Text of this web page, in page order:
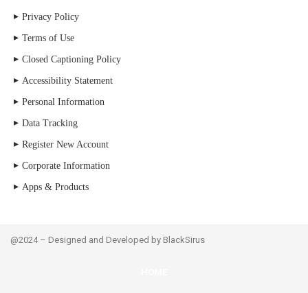
Privacy Policy
Terms of Use
Closed Captioning Policy
Accessibility Statement
Personal Information
Data Tracking
Register New Account
Corporate Information
Apps & Products
@2024 – Designed and Developed by BlackSirus